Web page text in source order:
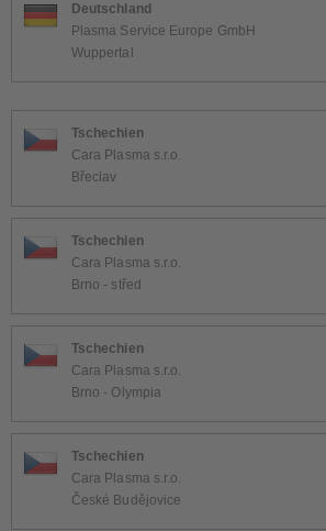
Deutschland
Plasma Service Europe GmbH
Wuppertal
Tschechien
Cara Plasma s.r.o.
Břeclav
Tschechien
Cara Plasma s.r.o.
Brno - střed
Tschechien
Cara Plasma s.r.o.
Brno - Olympia
Tschechien
Cara Plasma s.r.o.
České Budějovice